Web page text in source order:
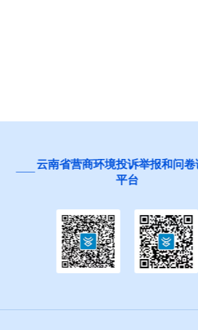
云南省营商环境投诉举报和问卷调查
平台